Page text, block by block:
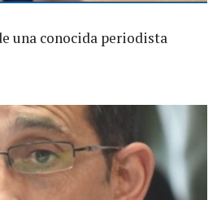
una conocida periodista